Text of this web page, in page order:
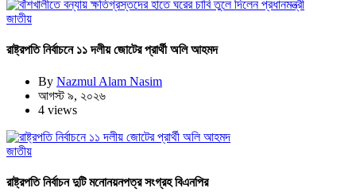
জাতীয়
রাষ্ট্রপতি নির্বাচনে ১১ দলীয় জোটের প্রার্থী অলি আহমদ
By Nazmul Alam Nasim
আগস্ট ৯, ২০২৬
4 views
জাতীয়
রাষ্ট্রপতি নির্বাচন দুটি মনোনয়নপত্র সংগ্রহ বিএনপির